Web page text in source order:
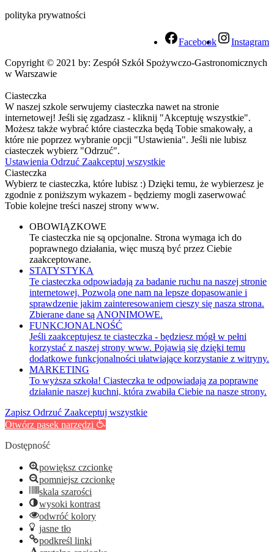
polityka prywatności
Facebook
Instagram
Copyright © 2021 by: Zespół Szkół Spożywczo-Gastronomicznych
w Warszawie
Ciasteczka
W naszej szkole serwujemy ciasteczka nawet na stronie
internetowej! Jeśli się zgadzasz - kliknij "Akceptuję wszystkie".
Możesz także wybrać które ciasteczka będą Tobie smakowały, a
które nie poprzez wybranie opcji "Ustawienia". Jeśli nie lubisz
ciasteczek wybierz "Odrzuć".
Ustawienia Odrzuć Zaakceptuj wszystkie
Ciasteczka
Wybierz te ciasteczka, które lubisz :) Dzięki temu, że wybierzesz je
zgodnie z poniższym wykazem - będziemy mogli zaserwować
Tobie kolejne treści naszej strony www.
OBOWIĄZKOWE
Te ciasteczka nie są opcjonalne. Strona wymaga ich do
poprawnego działania, więc muszą być przez Ciebie
zaakceptowane.
STATYSTYKA
Te ciasteczka odpowiadają za badanie ruchu na naszej stronie
internetowej. Pozwolą one nam na lepsze dopasowanie i
sprawdzenie jakim zainteresowaniem cieszy się nasza strona.
Zbierane dane są ANONIMOWE.
FUNKCJONALNOŚĆ
Jeśli zaakceptujesz te ciasteczka - będziesz mógł w pełni
korzystać z naszej strony www. Pojawią się dzięki temu
dodatkowe funkcjonalności ułatwiające korzystanie z witryny.
MARKETING
To wyższa szkoła! Ciasteczka te odpowiadają za poprawne
działanie naszej kuchni, która zwabiła Ciebie na nasze strony.
Zapisz Odrzuć Zaakceptuj wszystkie
Otwórz pasek narzędzi
Dostępność
powiększ czcionkę
pomniejsz czcionkę
skala szarości
wysoki kontrast
odwróć kolory
jasne tło
podkreśl linki